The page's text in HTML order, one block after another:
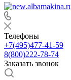
Телефоны
+7(495)477-41-59
8(800)222-78-74
Заказать звонок